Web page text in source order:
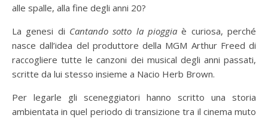
alle spalle, alla fine degli anni 20?
La genesi di Cantando sotto la pioggia è curiosa, perché
nasce dall’idea del produttore della MGM Arthur Freed di
raccogliere tutte le canzoni dei musical degli anni passati,
scritte da lui stesso insieme a Nacio Herb Brown.
Per legarle gli sceneggiatori hanno scritto una storia
ambientata in quel periodo di transizione tra il cinema muto